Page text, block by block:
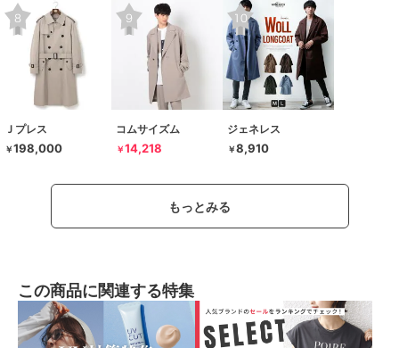
Ｊプレス
￥198,000
コムサイズム
￥14,218
ジェネレス
￥8,910
もっとみる
この商品に関連する特集